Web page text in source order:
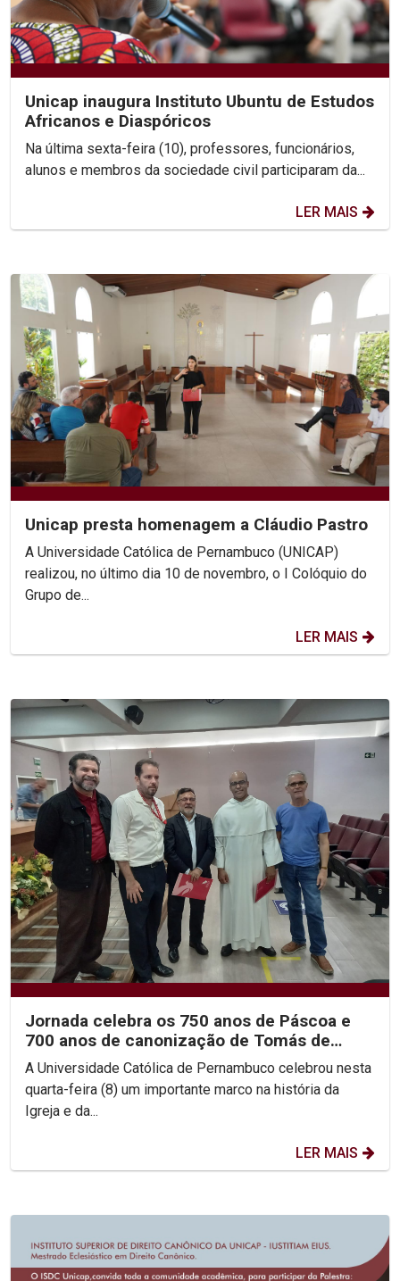
Unicap inaugura Instituto Ubuntu de Estudos
Africanos e Diaspóricos
Na última sexta-feira (10), professores, funcionários,
alunos e membros da sociedade civil participaram da...
LER MAIS
Unicap presta homenagem a Cláudio Pastro
A Universidade Católica de Pernambuco (UNICAP)
realizou, no último dia 10 de novembro, o I Colóquio do
Grupo de...
LER MAIS
Jornada celebra os 750 anos de Páscoa e
700 anos de canonização de Tomás de
Aquino
A Universidade Católica de Pernambuco celebrou nesta
quarta-feira (8) um importante marco na história da
Igreja e da...
LER MAIS